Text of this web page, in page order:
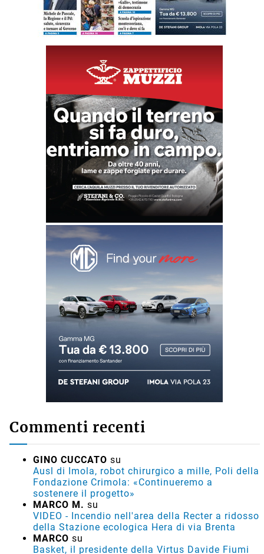
Commenti recenti
GINO CUCCATO su
Ausl di Imola, robot chirurgico a mille, Poli della
Fondazione Crimola: «Continueremo a
sostenere il progetto»
MARCO M. su
VIDEO - Incendio nell'area della Recter a ridosso
della Stazione ecologica Hera di via Brenta
MARCO su
Basket, il presidente della Virtus Davide Fiumi